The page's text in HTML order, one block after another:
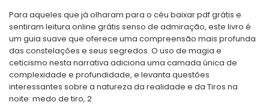
Para aqueles que já olharam para o céu baixar pdf grátis e
sentiram leitura online grátis senso de admiração, este livro é
um guia suave que oferece uma compreensão mais profunda
das constelações e seus segredos. O uso de magia e
ceticismo nesta narrativa adiciona uma camada única de
complexidade e profundidade, e levanta questões
interessantes sobre a natureza da realidade e da Tiros na
noite: medo de tiro, 2